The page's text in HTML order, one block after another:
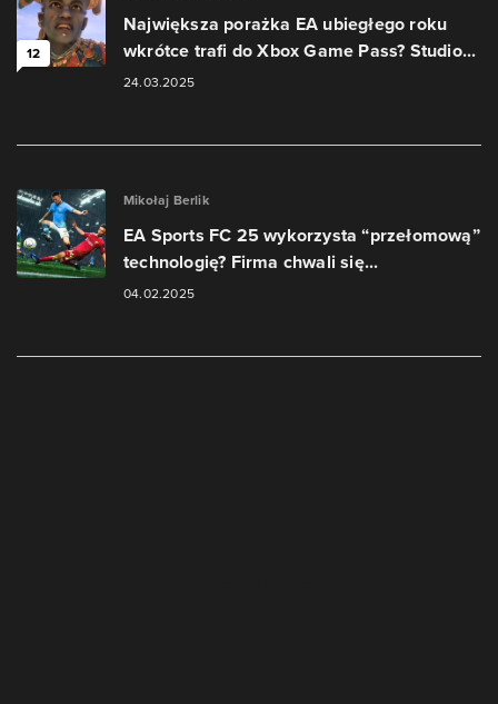
12
Największa porażka EA ubiegłego roku
wkrótce trafi do Xbox Game Pass? Studio...
24.03.2025
Mikołaj Berlik
EA Sports FC 25 wykorzysta “przełomową”
technologię? Firma chwali się...
04.02.2025